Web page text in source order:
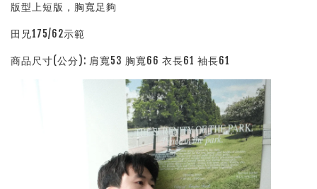
版型上短版，胸寬足夠
田兄175/62示範
商品尺寸(公分): 肩寬53 胸寬66 衣長61 袖長61